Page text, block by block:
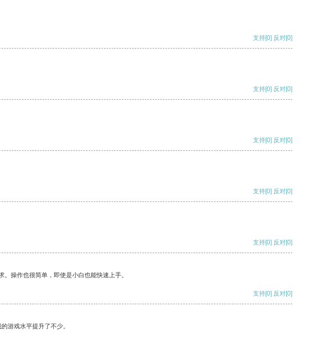
支持[0] 反对[0]
支持[0] 反对[0]
支持[0] 反对[0]
支持[0] 反对[0]
支持[0] 反对[0]
操作也很简单，即使是小白也能快速上手。
支持[0] 反对[0]
游戏水平提升了不少。